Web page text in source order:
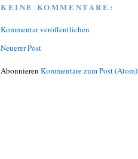
KEINE KOMMENTARE:
Kommentar veröffentlichen
Neuerer Post
Abonnieren Kommentare zum Post (Atom)